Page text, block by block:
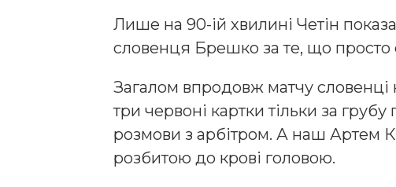
Лише на 90-ій хвилині Четін
словенця Брешко за те, що просто
Загалом впродовж матчу
три червоні картки тільки за
розмови з арбітром. А наш Артем
розбитою до крові головою.